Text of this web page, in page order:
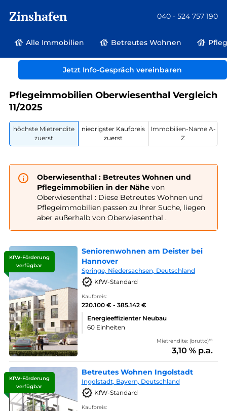
Zinshafen 040 - 524 757 190
Alle Immobilien Betreutes Wohnen
Jetzt Info-Gespräch vereinbaren
Betreutes Wohnen und Pflegeimmobilien Deutschland
Pflegeimmobilien Oberwiesenthal Vergleich
11/2025
höchste Mietrendite
zuerst
niedrigster Kaufpreis
zuerst
Immobilien-Name A-
Z
Oberwiesenthal : Betreutes Wohnen und
Pflegeimmobilien in der Nähevon
Oberwiesenthal : Diese Betreutes Wohnen und
Pflegeimmobilien passen zu Ihrer Suche, liegen
aber außerhalb von Oberwiesenthal .
KfW-Förderung
verfügbar
Seniorenwohnen am Deister bei
Hannover
Springe, Niedersachsen, Deutschland
KfW-Standard
Kaufpreis:
220.100 € - 385.142 €
Energieeffizienter Neubau
60 Einheiten
Mietrendite: (brutto)*¹
3,10 % p.a.
KfW-Förderung
verfügbar
Betreutes Wohnen Ingolstadt
Ingolstadt, Bayern, Deutschland
KfW-Standard
Kaufpreis: